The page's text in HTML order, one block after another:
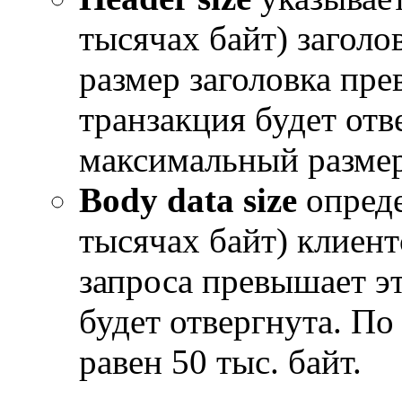
тысячах байт)
размер заголовка
транзакция будет
максимальный
Body data size
тысячах байт)
запроса превышает
будет отвергнута.
равен 50 тыс. байт.